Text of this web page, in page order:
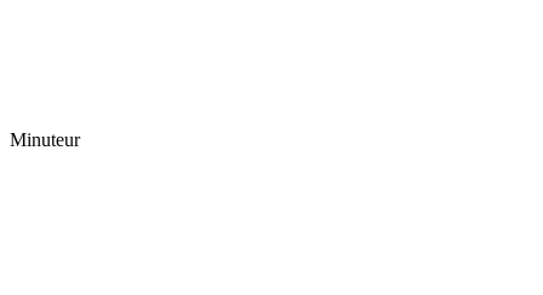
Minuteur